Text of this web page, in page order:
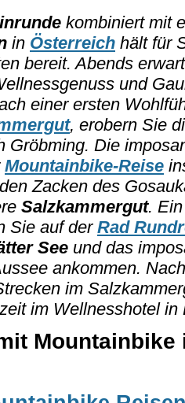
kombiniert mit
in Österreich hält für
bereit. Abends
und
einer ersten
, erobern Sie
Gröbming. Die
Mountainbike-Reise
Zacken des
Salzkammergut.
Sie auf der Rad
See und das
ankommen.
im
im Wellnesshotel